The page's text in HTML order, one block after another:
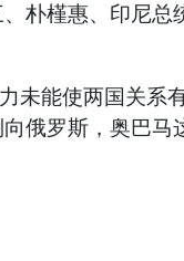
朴槿惠、印尼总
能使两国关系
俄罗斯，奥巴马